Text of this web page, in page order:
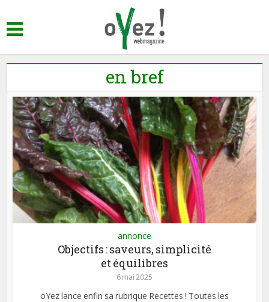
en bref
annonce
Objectifs : saveurs, simplicité
et équilibres
6 mai 2025
oYez lance enfin sa rubrique Recettes ! Toutes les